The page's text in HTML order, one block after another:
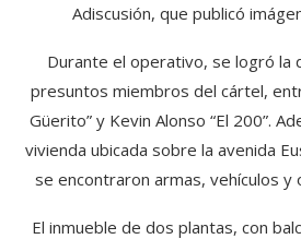
Adiscusión, que publicó
Durante el operativo, se logró la
presuntos miembros del cártel,
Güerito” y Kevin Alonso “El 200”.
vivienda ubicada sobre la avenida
se encontraron armas, vehículos
El inmueble de dos plantas, con